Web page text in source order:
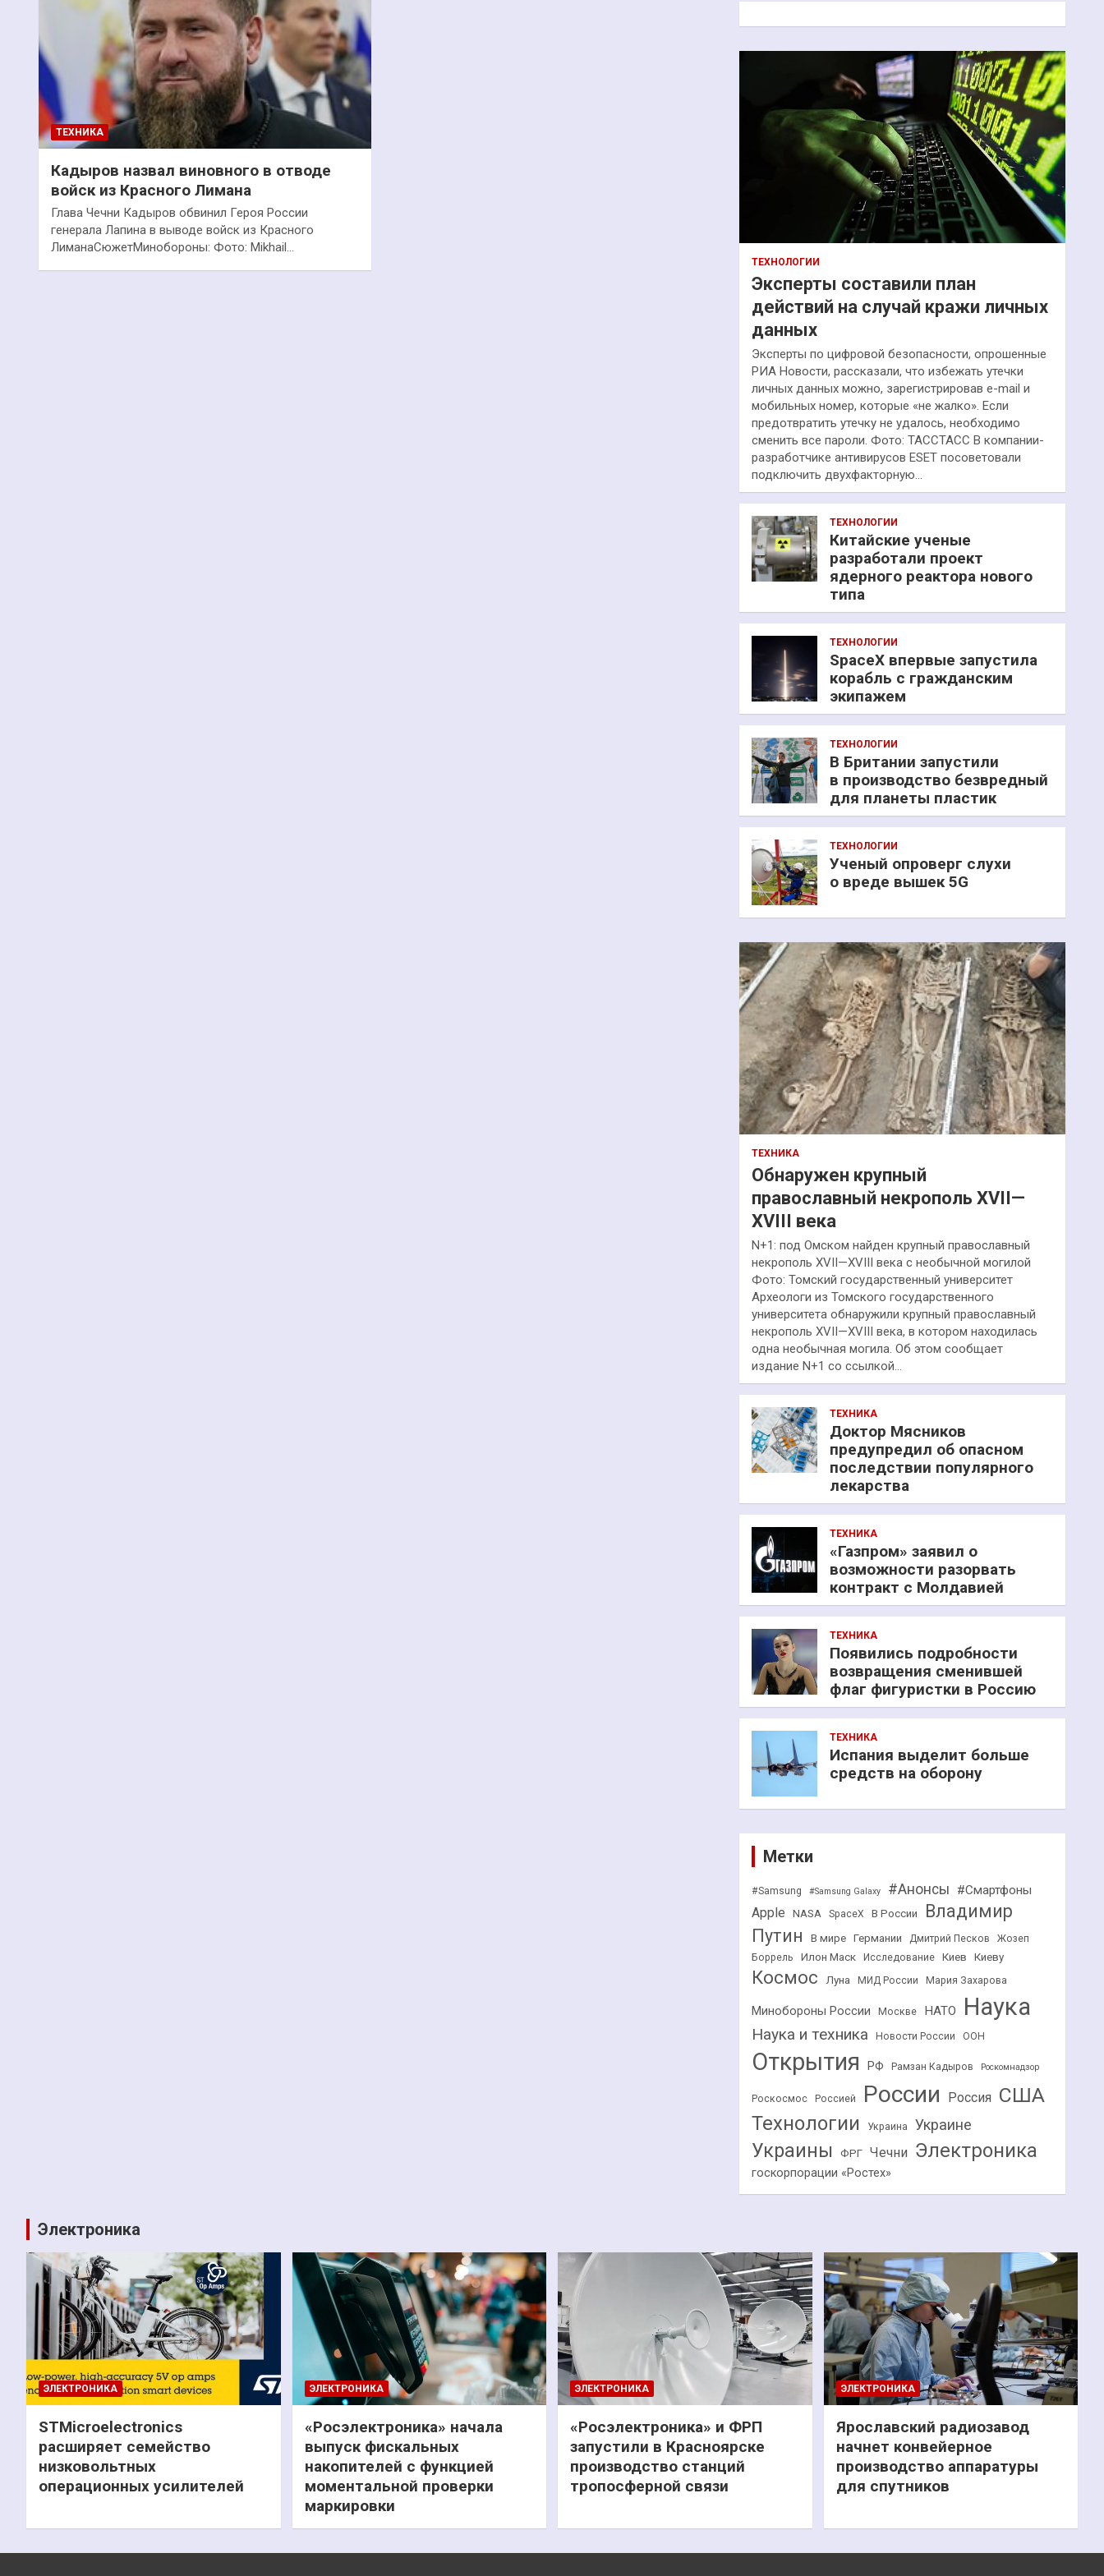
ТЕХНИКА
Кадыров назвал виновного в отводе
войск из Красного Лимана
Глава Чечни Кадыров обвинил Героя России
генерала Лапина в выводе войск из Красного
ЛиманаСюжетМинобороны: Фото: Mikhail…
к
ТЕХНОЛОГИИ
Эксперты составили план
действий на случай кражи личных
данных
Эксперты по цифровой безопасности, опрошенные
РИА Новости, рассказали, что избежать утечки
личных данных можно, зарегистрировав e-mail и
мобильных номер, которые «не жалко». Если
предотвратить утечку не удалось, необходимо
сменить все пароли. Фото: ТАССТАСС В компании-
разработчике антивирусов ESET посоветовали
подключить двухфакторную…
ТЕХНОЛОГИИ
Китайские ученые
разработали проект
ядерного реактора нового
типа
ТЕХНОЛОГИИ
SpaceX впервые запустила
корабль с гражданским
экипажем
ТЕХНОЛОГИИ
В Британии запустили
в производство безвредный
для планеты пластик
ТЕХНОЛОГИИ
Ученый опроверг слухи
о вреде вышек 5G
ТЕХНИКА
Обнаружен крупный
православный некрополь XVII—
XVIII века
N+1: под Омском найден крупный православный
некрополь XVII—XVIII века с необычной могилой
Фото: Томский государственный университет
Археологи из Томского государственного
университета обнаружили крупный православный
некрополь XVII—XVIII века, в котором находилась
одна необычная могила. Об этом сообщает
издание N+1 со ссылкой…
ТЕХНИКА
Доктор Мясников
предупредил об опасном
последствии популярного
лекарства
ТЕХНИКА
«Газпром» заявил о
возможности разорвать
контракт с Молдавией
ТЕХНИКА
Появились подробности
возвращения сменившей
флаг фигуристки в Россию
ТЕХНИКА
Испания выделит больше
средств на оборону
Метки
#Samsung #Samsung Galaxy #Анонсы #Смартфоны
Apple NASA SpaceX В России
Владимир
Путин
В мире Германии Дмитрий Песков
Жозеп
Боррель
Илон Маск Исследование Киев Киеву
Космос Луна МИД России Мария Захарова
Минобороны России Москве НАТО Наука
Наука и техника Новости России ООН
Открытия РФ Рамзан Кадыров Роскомнадзор
Роскосмос Россией России Россия США
Технологии Украина Украине
Украины ФРГ Чечни Электроника
госкорпорации «Ростех»
Электроника
ЭЛЕКТРОНИКА
STMicroelectronics
расширяет семейство
низковольтных
операционных усилителей
ЭЛЕКТРОНИКА
«Росэлектроника» начала
выпуск фискальных
накопителей с функцией
моментальной проверки
маркировки
ЭЛЕКТРОНИКА
«Росэлектроника» и ФРП
запустили в Красноярске
производство станций
тропосферной связи
ЭЛЕКТРОНИКА
Ярославский радиозавод
начнет конвейерное
производство аппаратуры
для спутников